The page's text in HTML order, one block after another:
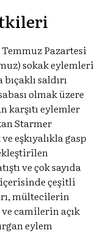
Temmuz Pazartesi
sokak eylemleri
saldırı
olmak üzere
karşıtı eylemler
Starmer
eşkıyalıkla gasp
ve çok sayıda
çeşitli
mültecilerin
ve camilerin açık
eylem